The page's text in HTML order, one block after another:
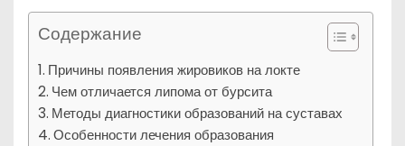
Содержание
Причины появления жировиков на локте
Чем отличается липома от бурсита
Методы диагностики образований на суставах
Особенности лечения образования